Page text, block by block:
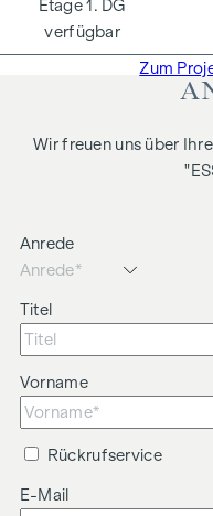
Barauslagen und
Wir weisen darauf hin,
dem zu vermittelnden
1. DG
verfügbar
Zum
Wir freuen uns über
Anrede
Titel
Vorname
Rückrufservice
E-Mail